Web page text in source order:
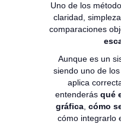
Uno de los
claridad,
comparaciones
Aunque es un
siendo uno de los
aplica
entenderás qué
gráfica, cómo
cómo integrarlo